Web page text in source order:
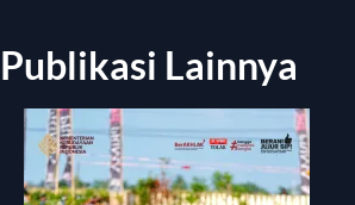
Publikasi Lainnya